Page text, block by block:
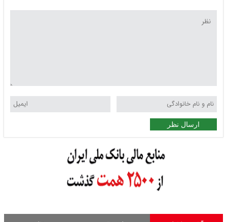
ارسال نظر